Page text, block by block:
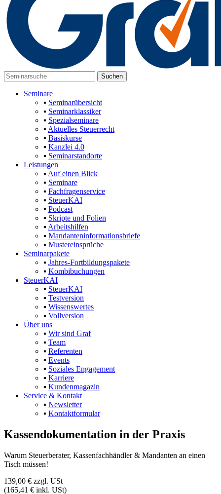
Seminare
▪ Seminarübersicht
▪ Seminarklassiker
▪ Spezialseminare
▪ Aktuelles Steuerrecht
▪ Basiskurse
▪ Kanzlei 4.0
▪ Seminarstandorte
Leistungen
▪ Auf einen Blick
▪ Seminare
▪ Fachfragenservice
▪ SteuerKAI
▪ Podcast
▪ Skripte und Folien
▪ Arbeitshilfen
▪ Mandanteninformationsbriefe
▪ Mustereinsprüche
Seminarpakete
▪ Jahres-Fortbildungspakete
▪ Kombibuchungen
SteuerKAI
▪ SteuerKAI
▪ Testversion
▪ Wissenswertes
▪ Vollversion
Über uns
▪ Wir sind Graf
▪ Team
▪ Referenten
▪ Events
▪ Soziales Engagement
▪ Karriere
▪ Kundenmagazin
Service & Kontakt
▪ Newsletter
▪ Kontaktformular
Kassendokumentation in der Praxis
Warum Steuerberater, Kassenfachhändler & Mandanten an einen
Tisch müssen!
139,00 € zzgl. USt
(165,41 € inkl. USt)